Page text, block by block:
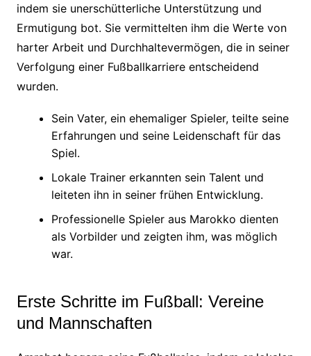
indem sie unerschütterliche Unterstützung und
Ermutigung bot. Sie vermittelten ihm die Werte von
harter Arbeit und Durchhaltevermögen, die in seiner
Verfolgung einer Fußballkarriere entscheidend
wurden.
Sein Vater, ein ehemaliger Spieler, teilte seine
Erfahrungen und seine Leidenschaft für das
Spiel.
Lokale Trainer erkannten sein Talent und
leiteten ihn in seiner frühen Entwicklung.
Professionelle Spieler aus Marokko dienten
als Vorbilder und zeigten ihm, was möglich
war.
Erste Schritte im Fußball: Vereine
und Mannschaften